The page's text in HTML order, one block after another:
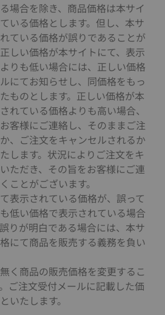
場合を除き、商品価格は本サイ
いる価格とします。但し、本サ
ている価格が誤りであることが
しい価格が本サイトにて、表示
りも低い場合には、正しい価格
にてお知らせし、同価格をもっ
ものとします。正しい価格が本
れている価格よりも高い場合、
客様にご連絡し、そのままご注
、ご注文をキャンセルされるか
します。状況によりご注文をキ
ただき、その旨をお客様にご連
ことがございます。
表示されている価格が、誤って
低い価格で表示されている場合
りが明白である場合には、本サ
にて商品を販売する義務を負い
く商品の販売価格を変更するこ
ご注文受付メールに記載した価
いたします。